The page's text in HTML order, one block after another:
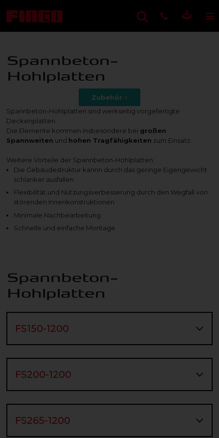
Spannbeton-
Hohlplatten
Zubehör
Spannbeton-Hohlplatten sind werkseitig vorgefertigte
Deckenplatten.
Die Elemente kommen insbesondere bei großen
Spannweiten und hohen Tragfähigkeiten zum Einsatz.
Weitere Vorteile der Spannbeton-Hohlplatten:
Die Gebäudestruktur kannn durch das geringe Eigengewicht
schlanker ausfallen
Flexibilität und Nutzungsverbesserung durch den Wegfall von
störenden Innenkonstruktionen
Minimale Nachbearbeitung
Schnelle und einfache Montage
Spannbeton-
Hohlplatten
FS150-1200
FS200-1200
FS265-1200